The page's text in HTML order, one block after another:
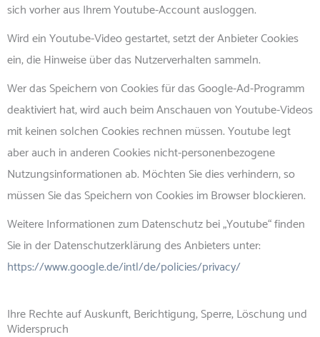
sich vorher aus Ihrem Youtube-Account ausloggen.
Wird ein Youtube-Video gestartet, setzt der Anbieter Cookies
ein, die Hinweise über das Nutzerverhalten sammeln.
Wer das Speichern von Cookies für das Google-Ad-Programm
deaktiviert hat, wird auch beim Anschauen von Youtube-Videos
mit keinen solchen Cookies rechnen müssen. Youtube legt
aber auch in anderen Cookies nicht-personenbezogene
Nutzungsinformationen ab. Möchten Sie dies verhindern, so
müssen Sie das Speichern von Cookies im Browser blockieren.
Weitere Informationen zum Datenschutz bei „Youtube“ finden
Sie in der Datenschutzerklärung des Anbieters unter:
https://www.google.de/intl/de/policies/privacy/
Ihre Rechte auf Auskunft, Berichtigung, Sperre, Löschung und
Widerspruch